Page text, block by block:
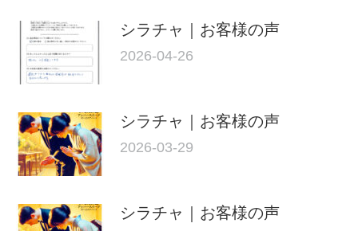
シラチャ｜お客様の声
2026-04-26
シラチャ｜お客様の声
2026-03-29
シラチャ｜お客様の声